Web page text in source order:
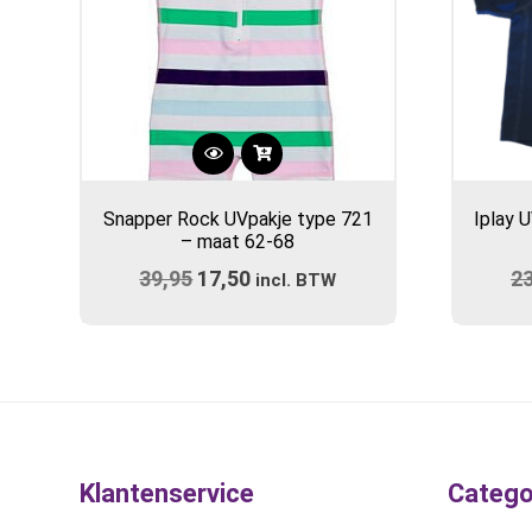
Dit
heeft
meerdere
variaties.
productpagina
Snapper Rock UVpakje type 721
– maat 62-68
39,95 Oorspronkelijke
17,50 Huidige
incl. BTW
Iplay
Klantenservice